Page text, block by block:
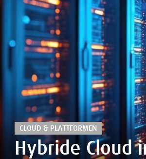
CLOUD & PLATTFORMEN
Hybride Cloud